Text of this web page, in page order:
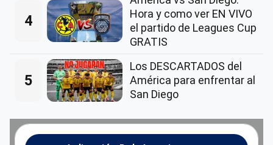
4
Hora y como ver EN VIVO
el partido de Leagues Cup
GRATIS
5
Los DESCARTADOS del
América para enfrentar al
San Diego